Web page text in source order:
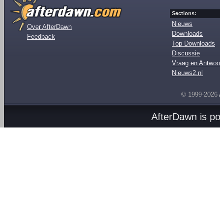
Over AfterDawn
Feedback
Sections:
Nieuws
Downloads
Top Downloads
Discussie
Vraag en
Nieuws2.nl
© 1999-2026
AfterDawn is